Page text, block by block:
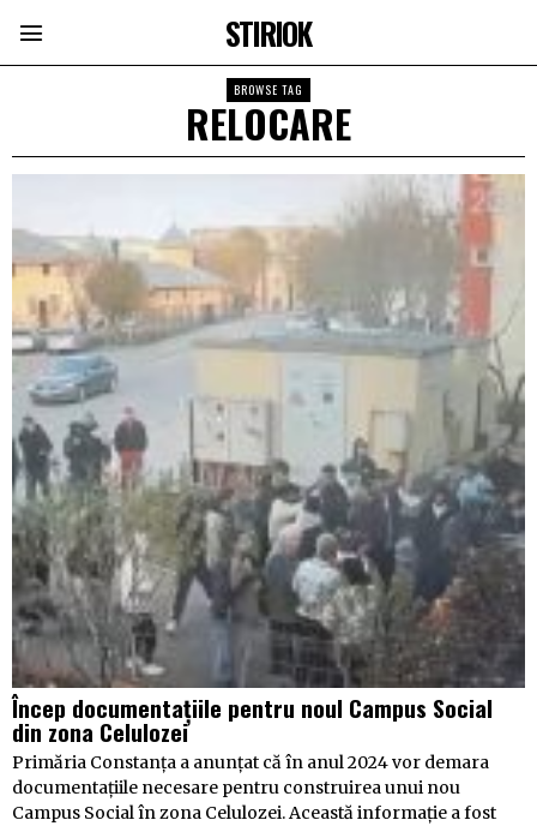
STIRIOK
BROWSE TAG
RELOCARE
Încep documentațiile pentru noul Campus Social
din zona Celulozei
Primăria Constanța a anunțat că în anul 2024 vor demara
documentațiile necesare pentru construirea unui nou
Campus Social în zona Celulozei. Această informație a fost